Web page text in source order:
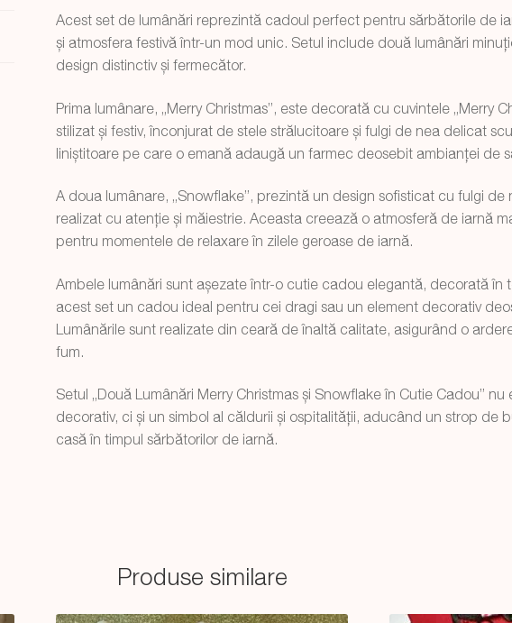
Acest set de lumânări reprezintă cadoul perfect pentru sărbătorile de
și atmosfera festivă într-un mod unic. Setul include două lumânări
design distinctiv și fermecător.
Prima lumânare, „Merry Christmas”, este decorată cu cuvintele „Merry
stilizat și festiv, înconjurat de stele strălucitoare și fulgi de nea delicat
liniștitoare pe care o emană adaugă un farmec deosebit ambianței de
A doua lumânare, „Snowflake”, prezintă un design sofisticat cu fulgi
realizat cu atenție și măiestrie. Aceasta creează o atmosferă de iarnă
pentru momentele de relaxare în zilele geroase de iarnă.
Ambele lumânări sunt așezate într-o cutie cadou elegantă, decorată în
acest set un cadou ideal pentru cei dragi sau un element decorativ
Lumânările sunt realizate din ceară de înaltă calitate, asigurând o
fum.
Setul „Două Lumânări Merry Christmas și Snowflake în Cutie Cadou”
decorativ, ci și un simbol al căldurii și ospitalității, aducând un strop de
casă în timpul sărbătorilor de iarnă.
Produse similare